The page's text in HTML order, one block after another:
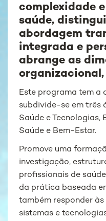
complexidade
saúde,
abordagem
integrada e
abrange as
Este programa tem a
subdivide-se em três
Saúde e Tecnologias,
Saúde e Bem-Estar.
Promove uma
investigação,
profissionais de
da prática baseada
também responder
sistemas e